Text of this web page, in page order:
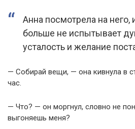
Анна посмотрела на него,
больше не испытывает
усталость и желание
— Собирай вещи, — она кивнула в
час.
— Что? — он моргнул, словно не
выгоняешь меня?